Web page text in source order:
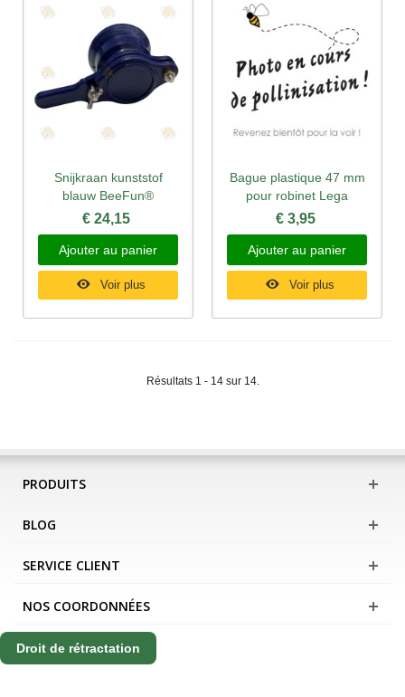
Snijkraan kunststof
blauw BeeFun®
€ 24,15
Ajouter au panier
Voir plus
Bague plastique 47 mm
pour robinet Lega
€ 3,95
Ajouter au panier
Voir plus
Résultats 1 - 14 sur 14.
PRODUITS
BLOG
SERVICE CLIENT
NOS COORDONNÉES
Droit de rétractation